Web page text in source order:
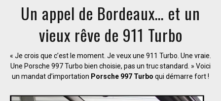
Un appel de Bordeaux… et un
vieux rêve de 911 Turbo
« Je crois que c’est le moment. Je veux une 911 Turbo. Une vraie.
Une Porsche 997 Turbo bien choisie, pas un truc standard. » Voici
un mandat d’importation Porsche 997 Turbo qui démarre fort !